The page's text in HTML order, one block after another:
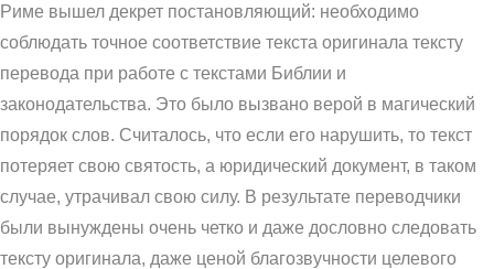
Риме вышел декрет постановляющий: необходимо
соблюдать точное соответствие текста оригинала тексту
перевода при работе с текстами Библии и
законодательства. Это было вызвано верой в магический
порядок слов. Считалось, что если его нарушить, то текст
потеряет свою святость, а юридический документ, в таком
случае, утрачивал свою силу. В результате переводчики
были вынуждены очень четко и даже дословно следовать
тексту оригинала, даже ценой благозвучности целевого